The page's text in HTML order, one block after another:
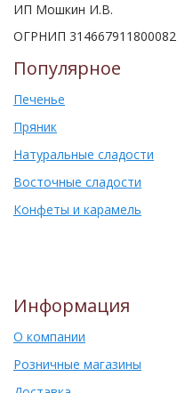
ИП Мошкин И.В.
ОГРНИП 314667911800082
Популярное
Печенье
Пряник
Натуральные сладости
Восточные сладости
Конфеты и карамель
Информация
О компании
Розничные магазины